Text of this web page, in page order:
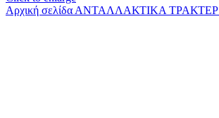
Αρχική σελίδα ΑΝΤΑΛΛΑΚΤΙΚΑ ΤΡΑΚΤΕΡ